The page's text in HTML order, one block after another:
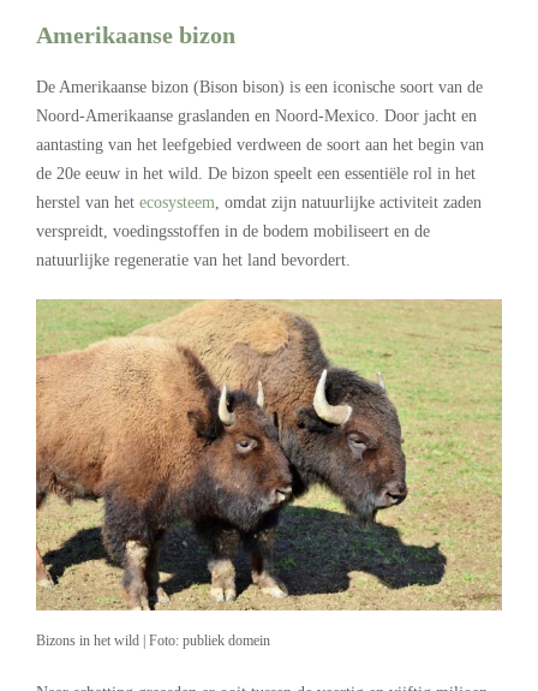
Amerikaanse bizon
De Amerikaanse bizon (Bison bison) is een iconische soort van de
Noord-Amerikaanse graslanden en Noord-Mexico. Door jacht en
aantasting van het leefgebied verdween de soort aan het begin van
de 20e eeuw in het wild. De bizon speelt een essentiële rol in het
herstel van het ecosysteem , omdat zijn natuurlijke activiteit zaden
verspreidt, voedingsstoffen in de bodem mobiliseert en de
natuurlijke regeneratie van het land bevordert.
Bizons in het wild | Foto: publiek domein